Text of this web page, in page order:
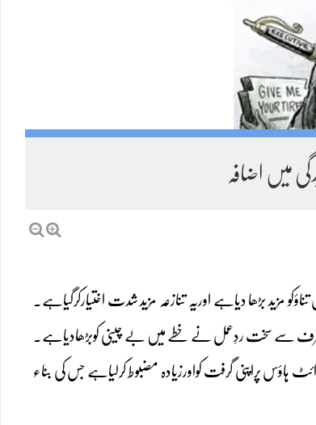
میں اضافہ
مزید بڑھا دیاہے اوریہ تنازعہ مزید شدت اختیارکرگیاہے۔
طرف سے سخت ردِعمل نے خطے میں بے چینی کوبڑھادیاہے۔
ہاؤس پراپنی گرفت کواورزیادہ مضبوط کرلیاہے جس کی بناء